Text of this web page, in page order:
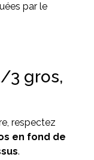
par le
3 gros,
respectez
en fond de
.